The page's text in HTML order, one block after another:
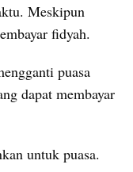
Meskipun
fidyah.
puasa
dapat membayar
untuk puasa.